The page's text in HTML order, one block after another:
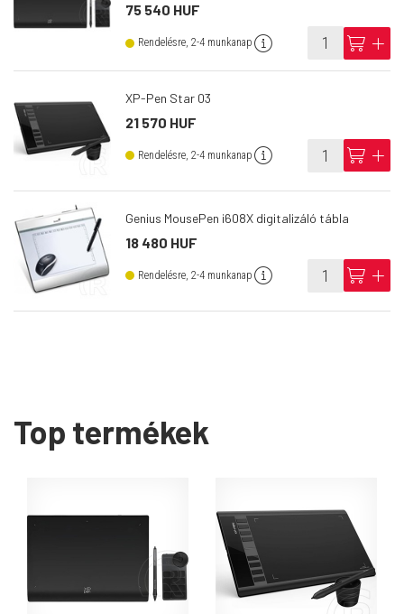
75 540 HUF
Rendelésre, 2-4 munkanap info cart add
XP-Pen Star 03
21 570 HUF
Rendelésre, 2-4 munkanap info cart add
Genius MousePen i608X digitalizáló tábla
18 480 HUF
Rendelésre, 2-4 munkanap info cart add
Top termékek